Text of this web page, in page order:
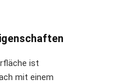
ist
mit einem